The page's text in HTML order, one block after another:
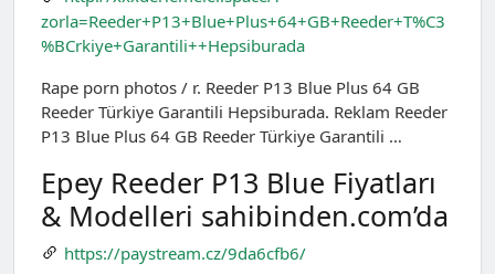
zorla=Reeder+P13+Blue+Plus+64+GB+Reeder+T%C3
%BCrkiye+Garantili++Hepsiburada
Rape porn photos / r. Reeder P13 Blue Plus 64 GB
Reeder Türkiye Garantili Hepsiburada. Reklam Reeder
P13 Blue Plus 64 GB Reeder Türkiye Garantili …
Epey Reeder P13 Blue Fiyatları
& Modelleri sahibinden.com’da
https://paystream.cz/9da6cfb6/